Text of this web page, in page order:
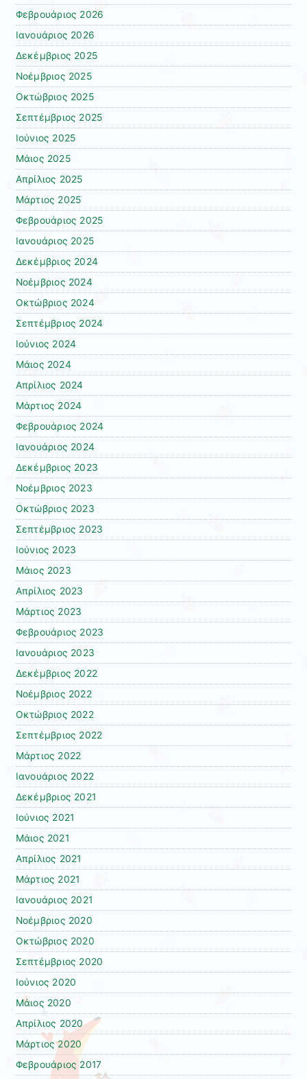
Φεβρουάριος 2026
Ιανουάριος 2026
Δεκέμβριος 2025
Νοέμβριος 2025
Οκτώβριος 2025
Σεπτέμβριος 2025
Ιούνιος 2025
Μάιος 2025
Απρίλιος 2025
Μάρτιος 2025
Φεβρουάριος 2025
Ιανουάριος 2025
Δεκέμβριος 2024
Νοέμβριος 2024
Οκτώβριος 2024
Σεπτέμβριος 2024
Ιούνιος 2024
Μάιος 2024
Απρίλιος 2024
Μάρτιος 2024
Φεβρουάριος 2024
Ιανουάριος 2024
Δεκέμβριος 2023
Νοέμβριος 2023
Οκτώβριος 2023
Σεπτέμβριος 2023
Ιούνιος 2023
Μάιος 2023
Απρίλιος 2023
Μάρτιος 2023
Φεβρουάριος 2023
Ιανουάριος 2023
Δεκέμβριος 2022
Νοέμβριος 2022
Οκτώβριος 2022
Σεπτέμβριος 2022
Μάρτιος 2022
Ιανουάριος 2022
Δεκέμβριος 2021
Ιούνιος 2021
Μάιος 2021
Απρίλιος 2021
Μάρτιος 2021
Ιανουάριος 2021
Νοέμβριος 2020
Οκτώβριος 2020
Σεπτέμβριος 2020
Ιούνιος 2020
Μάιος 2020
Απρίλιος 2020
Μάρτιος 2020
Φεβρουάριος 2017